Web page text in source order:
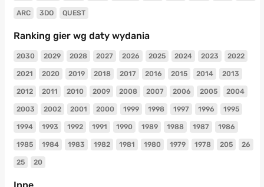
ARC 3DO QUEST
Ranking gier wg daty wydania
2030 2029 2028 2027 2026 2025 2024 2023 2022
2021 2020 2019 2018 2017 2016 2015 2014 2013
2012 2011 2010 2009 2008 2007 2006 2005 2004
2003 2002 2001 2000 1999 1998 1997 1996 1995
1994 1993 1992 1991 1990 1989 1988 1987 1986
1985 1984 1983 1982 1981 1980 1979 1978 205 26
25 20